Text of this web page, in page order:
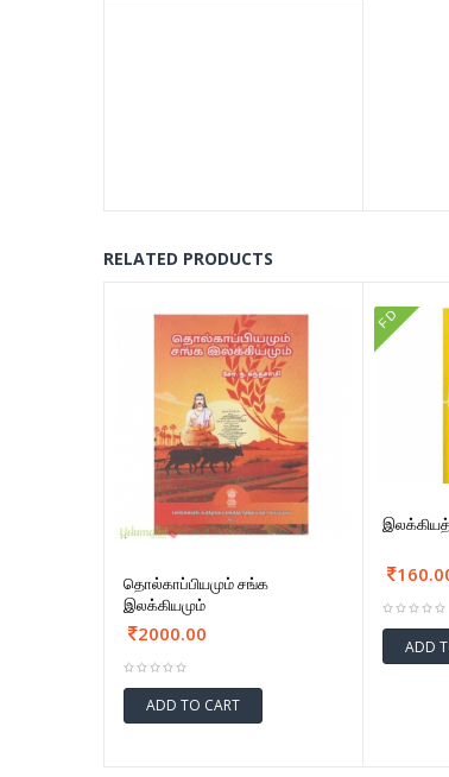
RELATED PRODUCTS
தொல்காப்பியமும் சங்க
இலக்கியமும்
2000.00
ADD TO CART
FD
ADD